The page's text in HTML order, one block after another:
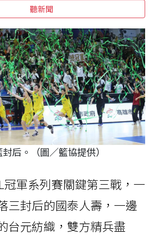
聽新聞
后。（圖／籃協提供）
冠軍系列賽關鍵第三戰，一
三封后的國泰人壽，一邊
台元紡織，雙方精兵盡